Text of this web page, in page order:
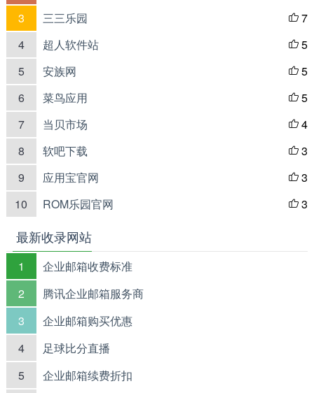
3
三三乐园  7
4
超人软件站  5
5
安族网  5
6
菜鸟应用  5
7
当贝市场  4
8
软吧下载  3
9
应用宝官网  3
10
ROM乐园官网  3
最新收录网站
1
企业邮箱收费标准
2
腾讯企业邮箱服务商
3
企业邮箱购买优惠
4
足球比分直播
5
企业邮箱续费折扣